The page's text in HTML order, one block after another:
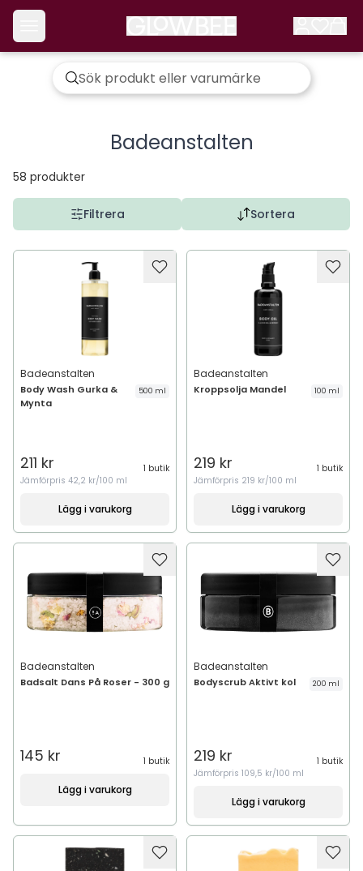
Badeanstalten
58 produkter
Filtrera Sortera
Badeanstalten
Body Wash Gurka &
Mynta
500 ml
211 kr
1 butik
Jämförpris 42,2 kr/100 ml
Lägg i varukorg
Badeanstalten
Kroppsolja Mandel 100 ml
219 kr
1 butik
Jämförpris 219 kr/100 ml
Lägg i varukorg
Badeanstalten
Badsalt Dans På Roser - 300 g
145 kr 1 butik
Lägg i varukorg
Badeanstalten
Bodyscrub Aktivt kol 200 ml
219 kr
1 butik
Jämförpris 109,5 kr/100 ml
Lägg i varukorg